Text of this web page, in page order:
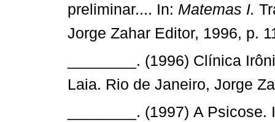
preliminar.... In: Matemas I.
Jorge Zahar Editor, 1996, p.
________. (1996) Clínica
Laia. Rio de Janeiro, Jorge
________. (1997) A